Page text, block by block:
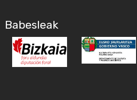
Babesleak